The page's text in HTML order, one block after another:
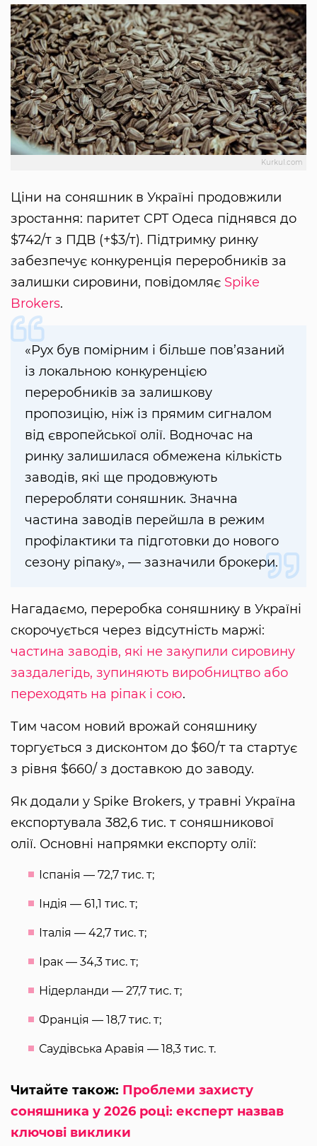
Kurkul.com
Ціни на соняшник в Україні продовжили
зростання: паритет CPT Одеса піднявся до
$742/т з ПДВ (+$3/т). Підтримку ринку
забезпечує конкуренція переробників за
залишки сировини, повідомляє Spike
Brokers.
«Рух був помірним і більше пов’язаний
із локальною конкуренцією
переробників за залишкову
пропозицію, ніж із прямим сигналом
від європейської олії. Водночас на
ринку залишилася обмежена кількість
заводів, які ще продовжують
переробляти соняшник. Значна
частина заводів перейшла в режим
профілактики та підготовки до нового
сезону ріпаку», — зазначили брокери.
Нагадаємо, переробка соняшнику в Україні
скорочується через відсутність маржі:
частина заводів, які не закупили сировину
заздалегідь, зупиняють виробництво або
переходять на ріпак і сою.
Тим часом новий врожай соняшнику
торгується з дисконтом до $60/т та стартує
з рівня $660/ з доставкою до заводу.
Як додали у Spike Brokers, у травні Україна
експортувала 382,6 тис. т соняшникової
олії. Основні напрямки експорту олії:
Іспанія — 72,7 тис. т;
Індія — 61,1 тис. т;
Італія — 42,7 тис. т;
Ірак — 34,3 тис. т;
Нідерланди — 27,7 тис. т;
Франція — 18,7 тис. т;
Саудівська Аравія — 18,3 тис. т.
Читайте також: Проблеми захисту
соняшника у 2026 році: експерт назвав
ключові виклики